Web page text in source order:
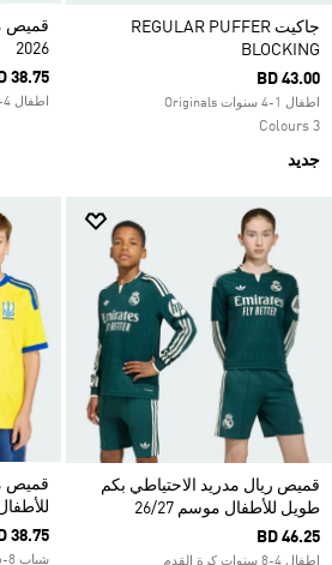
جاكيت REGULAR PUFFER
BLOCKING
BD 43.00
اطفال 1-4 سنوات Originals
3 Colours
جديد
قميص
2026
38.75
اطفال 4-8 سنوات كرة القدم
قميص ريال مدريد الاحتياطي بكم
طويل للأطفال موسم 26/27
BD 46.25
اطفال 4-8 سنوات كرة القدم
قميص
للأطفال
38.75
شباب 8-16 سنوات كرة القدم